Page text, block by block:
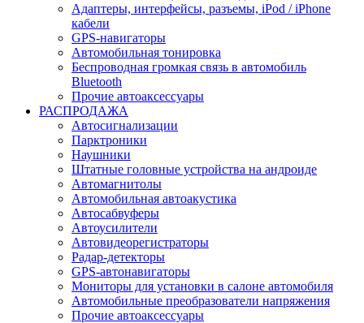
Адаптеры, интерфейсы, разъемы, iPod / iPhone
кабели
GPS-навигаторы
Автомобильная тонировка
Беспроводная громкая связь в автомобиль
Bluetooth
Прочие автоаксессуары
РАСПРОДАЖА
Автосигнализации
Парктроники
Наушники
Штатные головные устройства на андроиде
Автомагнитолы
Автомобильная автоакустика
Автосабвуферы
Автоусилители
Автовидеорегистраторы
Радар-детекторы
GPS-автонавигаторы
Мониторы для установки в салоне автомобиля
Автомобильные преобразователи напряжения
Прочие автоаксессуары